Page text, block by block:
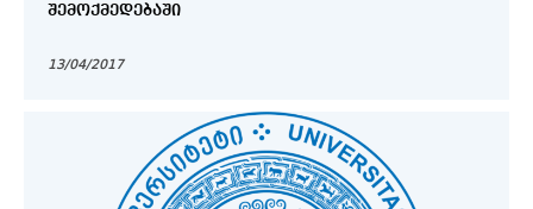
ᲨᲔᲛᲝᲥᲛᲔᲓᲔᲑᲐᲨᲘ
13/04/2017